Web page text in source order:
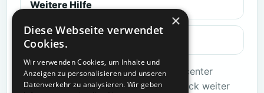
Weitere Hilfe
Login funktioniert nicht
Dieser Artikel ist Teil der ersten Hilfecenter
Version und wird nach Produktfeedback weiter
×
Diese Webseite verwendet
Cookies.
Wir verwenden Cookies, um Inhalte und
Anzeigen zu personalisieren und unseren
Datenverkehr zu analysieren. Wir geben